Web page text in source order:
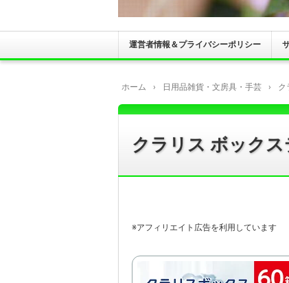
運営者情報＆プライバシーポリシー
ホーム › 日用品雑貨・文房具・手芸 › ク
クラリス ボック
※アフィリエイト広告を利用しています